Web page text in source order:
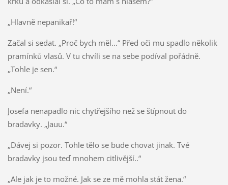
„Hlavně nepanikař!“
Začal si sedat. „Proč bych měl...“ Před oči mu spadlo několik
pramínků vlasů. V tu chvíli se na sebe podíval pořádně.
„Tohle je sen.“
„Není.“
Josefa nenapadlo nic chytřejšího než se štípnout do
bradavky. „Jauu.“
„Dávej si pozor. Tohle tělo se bude chovat jinak. Tvé
bradavky jsou teď mnohem citlivější..“
„Ale jak je to možné. Jak se ze mě mohla stát žena.“